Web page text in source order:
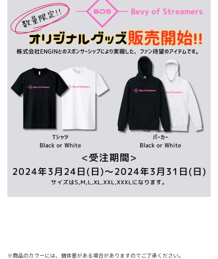
※商品のカラーには、個体差がある場合がありますのでご了承ください。